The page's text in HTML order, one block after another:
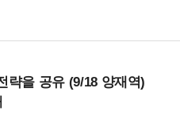
략을 공유 (9/18 양재역)